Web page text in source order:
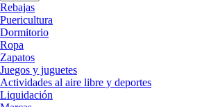
Rebajas
Puericultura
Dormitorio
Ropa
Zapatos
Juegos y juguetes
Actividades al aire libre y deportes
Liquidación